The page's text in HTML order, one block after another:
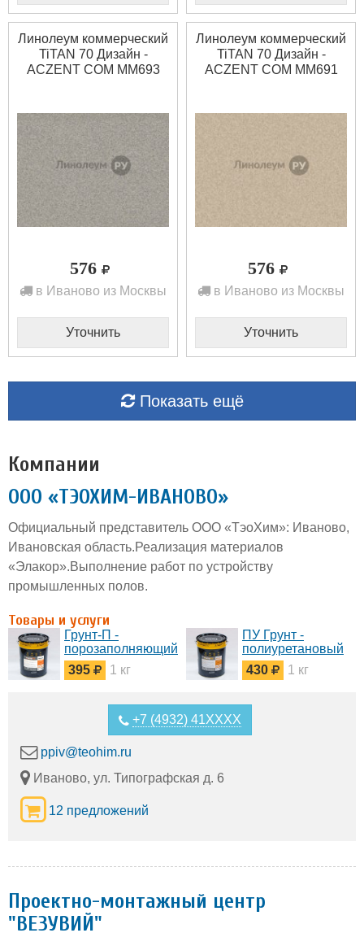
Линолеум коммерческий
TiTAN 70 Дизайн -
ACZENT COM MM693
576
в Иваново из Москвы
Уточнить
Линолеум коммерческий
TiTAN 70 Дизайн -
ACZENT COM MM691
576
в Иваново из Москвы
Уточнить
Показать ещё
Компании
ООО «ТЭОХИМ-ИВАНОВО»
Официальный представитель ООО «ТэоХим»: Иваново,
Ивановская область.Реализация материалов
«Элакор».Выполнение работ по устройству
промышленных полов.
Товары и услуги
Грунт-П -
порозаполняющий
грунт
полиуретановый
порозаполняющий
однокомпонентный
полиуретановый
грунт. Для
грунтования
бетонных,
п. поверхностей, а
смеси с песком.
закрыв
395 1 кг
ПУ Грунт -
полиуретановый
грунт для бетона
пропиточныйГрунт
ПУ -
высокая
430 1 кг
+7 (4932) 41XXXX
ppiv@teohim.ru
Иваново, ул. Типографская д. 6
12 предложений
Проектно-монтажный центр
"ВЕЗУВИЙ"